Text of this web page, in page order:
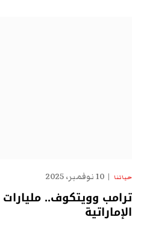
حياتنا 10 نوفمبر، 2025
ترامب وويتكوف..
الإماراتية